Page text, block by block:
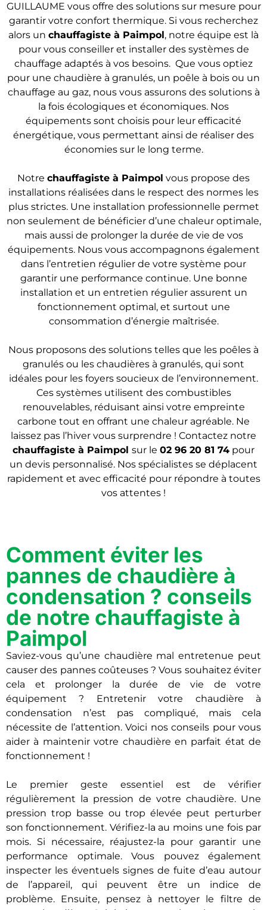
GUILLAUME vous offre des solutions sur mesure pour
garantir votre confort thermique. Si vous recherchez
alors un chauffagiste à Paimpol, notre équipe est là
pour vous conseiller et installer des systèmes de
chauffage adaptés à vos besoins. Que vous optiez
pour une chaudière à granulés, un poêle à bois ou un
chauffage au gaz, nous vous assurons des solutions à
la fois écologiques et économiques. Nos
équipements sont choisis pour leur efficacité
énergétique, vous permettant ainsi de réaliser des
économies sur le long terme.
Notre chauffagiste à Paimpol vous propose des
installations réalisées dans le respect des normes les
plus strictes. Une installation professionnelle permet
non seulement de bénéficier d’une chaleur optimale,
mais aussi de prolonger la durée de vie de vos
équipements. Nous vous accompagnons également
dans l’entretien régulier de votre système pour
garantir une performance continue. Une bonne
installation et un entretien régulier assurent un
fonctionnement optimal, et surtout une
consommation d’énergie maîtrisée.
Nous proposons des solutions telles que les poêles à
granulés ou les chaudières à granulés, qui sont
idéales pour les foyers soucieux de l’environnement.
Ces systèmes utilisent des combustibles
renouvelables, réduisant ainsi votre empreinte
carbone tout en offrant une chaleur agréable. Ne
laissez pas l’hiver vous surprendre ! Contactez notre
chauffagiste à Paimpol sur le 02 96 20 81 74 pour
un devis personnalisé. Nos spécialistes se déplacent
rapidement et avec efficacité pour répondre à toutes
vos attentes !
Comment éviter les
pannes de chaudière à
condensation ? conseils
de notre chauffagiste à
Paimpol
Saviez-vous qu’une chaudière mal entretenue peut
causer des pannes coûteuses ? Vous souhaitez éviter
cela et prolonger la durée de vie de votre
équipement ? Entretenir votre chaudière à
condensation n’est pas compliqué, mais cela
nécessite de l’attention. Voici nos conseils pour vous
aider à maintenir votre chaudière en parfait état de
fonctionnement !
Le premier geste essentiel est de vérifier
régulièrement la pression de votre chaudière. Une
pression trop basse ou trop élevée peut perturber
son fonctionnement. Vérifiez-la au moins une fois par
mois. Si nécessaire, réajustez-la pour garantir une
performance optimale. Vous pouvez également
inspecter les éventuels signes de fuite d’eau autour
de l’appareil, qui peuvent être un indice de
problème. Ensuite, pensez à nettoyer le filtre de